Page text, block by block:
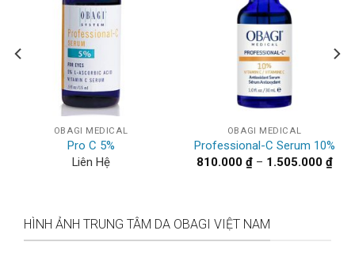
OBAGI MEDICAL
Pro C 5%
Liên Hệ
OBAGI MEDICAL
Professional-C Serum 10%
810.000 ₫ – 1.505.000 ₫
giá:
₫.
HÌNH ẢNH TRUNG TÂM DA OBAGI VIỆT NAM